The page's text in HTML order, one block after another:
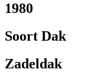
1980
Soort Dak
Zadeldak